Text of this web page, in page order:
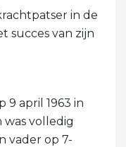
in de
succes van zijn
9 april 1963 in
was volledig
vader op 7-